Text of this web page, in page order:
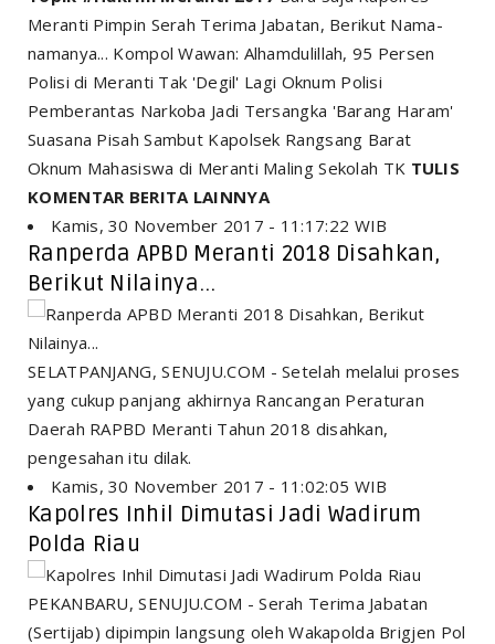
Meranti Pimpin Serah Terima Jabatan, Berikut Nama-
namanya... Kompol Wawan: Alhamdulillah, 95 Persen
Polisi di Meranti Tak 'Degil' Lagi Oknum Polisi
Pemberantas Narkoba Jadi Tersangka 'Barang Haram'
Suasana Pisah Sambut Kapolsek Rangsang Barat
Oknum Mahasiswa di Meranti Maling Sekolah TK TULIS
KOMENTAR BERITA LAINNYA
Kamis, 30 November 2017 - 11:17:22 WIB
Ranperda APBD Meranti 2018 Disahkan,
Berikut Nilainya...
SELATPANJANG, SENUJU.COM - Setelah melalui proses
yang cukup panjang akhirnya Rancangan Peraturan
Daerah RAPBD Meranti Tahun 2018 disahkan,
pengesahan itu dilak.
Kamis, 30 November 2017 - 11:02:05 WIB
Kapolres Inhil Dimutasi Jadi Wadirum
Polda Riau
PEKANBARU, SENUJU.COM - Serah Terima Jabatan
(Sertijab) dipimpin langsung oleh Wakapolda Brigjen Pol